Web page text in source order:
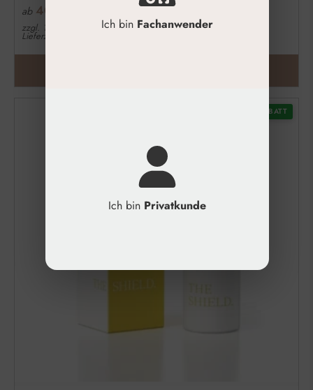
ab 40,46
zzgl. 19% MwSt.
Lieferzeit: 1-3 Werktage
STAFFEL RABATT
Ich bin Fachanwender
Ich bin Privatkunde